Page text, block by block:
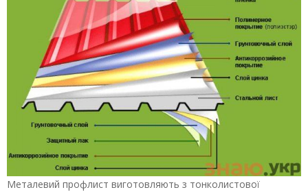
Металевий профлист виготовляють з тонколистової